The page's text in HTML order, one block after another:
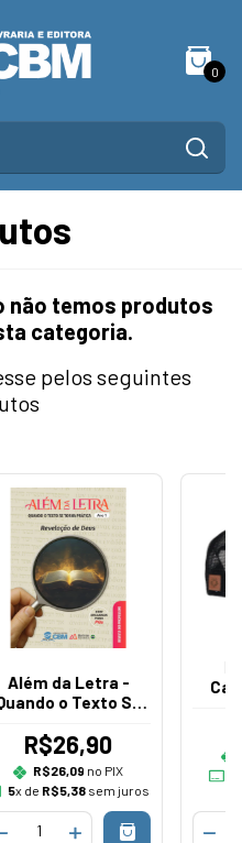
0
não temos produtos
categoria.
pelos seguintes
Além da Letra -
o Texto Se
Professor
R$26,90
R$26,09 no PIX
5x de R$5,38 sem juros